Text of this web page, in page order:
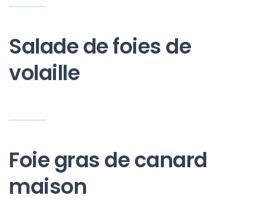
Salade de foies de
volaille
Foie gras de canard
maison